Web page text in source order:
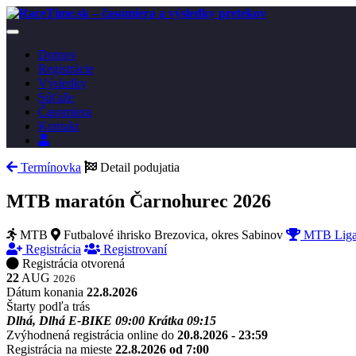
Toggle
navigationDomov
Registrácie
Výsledky
Súťaže
Časomiera
Kontakt
Prihlásenie
Termínovka Detail podujatia
MTB maratón Čarnohurec 2026
MTB Futbalové ihrisko Brezovica, okres Sabinov
MTB
Registrácia
Registrovaní
Registrácia otvorená
22 AUG 2026
Dátum konania 22.8.2026
Štarty podľa trás
Dlhá, Dlhá E-BIKE 09:00 Krátka 09:15
Zvýhodnená registrácia online do 20.8.2026 - 23:59
Registrácia na mieste 22.8.2026 od 7:00